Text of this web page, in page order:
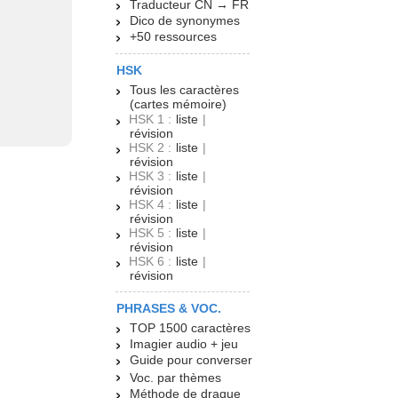
Traducteur CN → FR
Dico de synonymes
+50 ressources
HSK
Tous les caractères
(cartes mémoire)
HSK 1 : liste |
révision
HSK 2 : liste |
révision
HSK 3 : liste |
révision
HSK 4 : liste |
révision
HSK 5 : liste |
révision
HSK 6 : liste |
révision
PHRASES & VOC.
TOP 1500 caractères
Imagier audio + jeu
Guide pour converser
Voc. par thèmes
Méthode de drague